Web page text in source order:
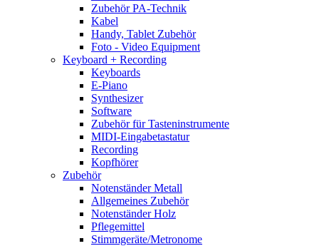
Zubehör PA-Technik
Kabel
Handy, Tablet Zubehör
Foto - Video Equipment
Keyboard + Recording
Keyboards
E-Piano
Synthesizer
Software
Zubehör für Tasteninstrumente
MIDI-Eingabetastatur
Recording
Kopfhörer
Zubehör
Notenständer Metall
Allgemeines Zubehör
Notenständer Holz
Pflegemittel
Stimmgeräte/Metronome